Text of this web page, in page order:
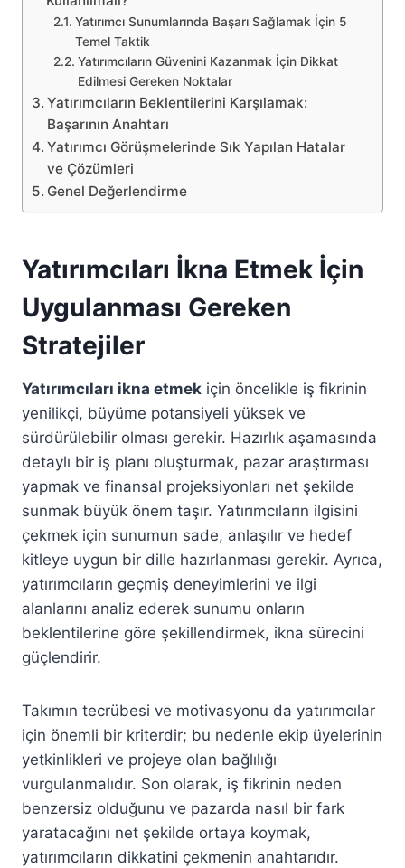
Yatırımcı Sunumlarında Başarı Sağlamak İçin 5
Temel Taktik
Yatırımcıların Güvenini Kazanmak İçin Dikkat
Edilmesi Gereken Noktalar
Yatırımcıların Beklentilerini Karşılamak:
Başarının Anahtarı
Yatırımcı Görüşmelerinde Sık Yapılan Hatalar
ve Çözümleri
Genel Değerlendirme
Yatırımcıları İkna Etmek İçin
Uygulanması Gereken
Stratejiler
Yatırımcıları ikna etmek için öncelikle iş fikrinin
yenilikçi, büyüme potansiyeli yüksek ve
sürdürülebilir olması gerekir. Hazırlık aşamasında
detaylı bir iş planı oluşturmak, pazar araştırması
yapmak ve finansal projeksiyonları net şekilde
sunmak büyük önem taşır. Yatırımcıların ilgisini
çekmek için sunumun sade, anlaşılır ve hedef
kitleye uygun bir dille hazırlanması gerekir. Ayrıca,
yatırımcıların geçmiş deneyimlerini ve ilgi
alanlarını analiz ederek sunumu onların
beklentilerine göre şekillendirmek, ikna sürecini
güçlendirir.
Takımın tecrübesi ve motivasyonu da yatırımcılar
için önemli bir kriterdir; bu nedenle ekip üyelerinin
yetkinlikleri ve projeye olan bağlılığı
vurgulanmalıdır. Son olarak, iş fikrinin neden
benzersiz olduğunu ve pazarda nasıl bir fark
yaratacağını net şekilde ortaya koymak,
yatırımcıların dikkatini çekmenin anahtarıdır.